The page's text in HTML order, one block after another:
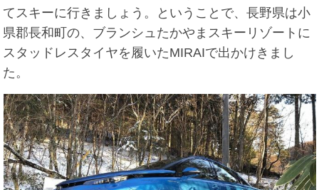
てスキーに行きましょう。ということで、長野県は小
県郡長和町の、ブランシュたかやまスキーリゾートに
スタッドレスタイヤを履いたMIRAIで出かけきまし
た。